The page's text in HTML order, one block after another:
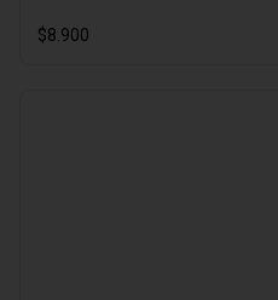
$8.900